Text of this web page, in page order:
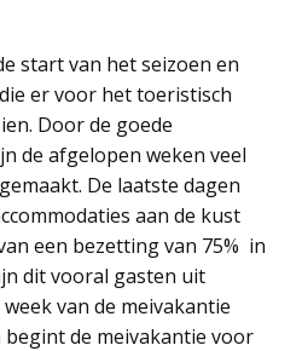
start van het seizoen en
er voor het toeristisch
Door de goede
de afgelopen weken veel
De laatste dagen
aan de kust
een bezetting van 75% in
dit vooral gasten uit
van de meivakantie
begint de meivakantie voor